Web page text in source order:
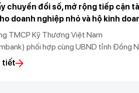
chuyển đổi số, mở rộng tiếp cận
doanh nghiệp nhỏ và hộ kinh
TMCP Kỹ Thương Việt Nam
phối hợp cùng UBND tỉnh Đồng
tỉnh Đồng Nai, Sở Tài Chính tỉnh Đồng
Đồng Nai, Ngân hàng Nhà nước chi nhánh
tiết